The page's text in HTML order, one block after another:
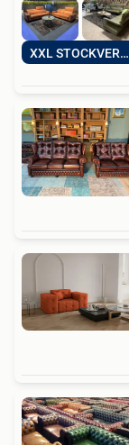
XXL STOCKVERKOOP